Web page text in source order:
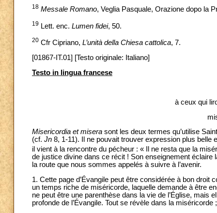
18 Messale Romano, Veglia Pasquale, Orazione dopo la
19 Lett. enc. Lumen fidei, 50.
20 Cfr Cipriano, L’unità della Chiesa cattolica, 7.
[01867-IT.01] [Testo originale: Italiano]
Testo in lingua francese
à ceux qui
Misericordia et misera sont les deux termes qu’utilise
(cf. Jn 8, 1-11). Il ne pouvait trouver expression plus belle
il vient à la rencontre du pécheur : « Il ne resta que la
de justice divine dans ce récit ! Son enseignement
la route que nous sommes appelés à suivre à l’avenir.
1. Cette page d’Évangile peut être considérée à bon droit
un temps riche de miséricorde, laquelle demande à être
ne peut être une parenthèse dans la vie de l’Église, mais
profonde de l’Évangile. Tout se révèle dans la